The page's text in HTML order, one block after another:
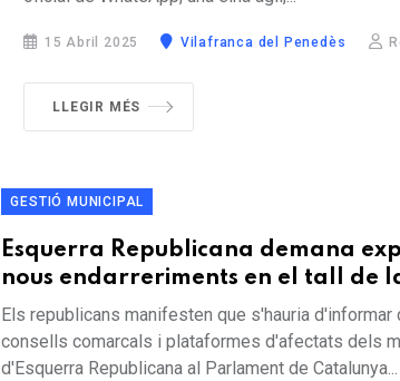
15 Abril 2025 Vilafranca del Penedès
LLEGIR MÉS
GESTIÓ MUNICIPAL
Esquerra Republicana demana
nous endarreriments en el tall de
Els republicans manifesten que s'hauria
consells comarcals i plataformes d'afectats dels
d'Esquerra Republicana al Parlament de Catalunya...